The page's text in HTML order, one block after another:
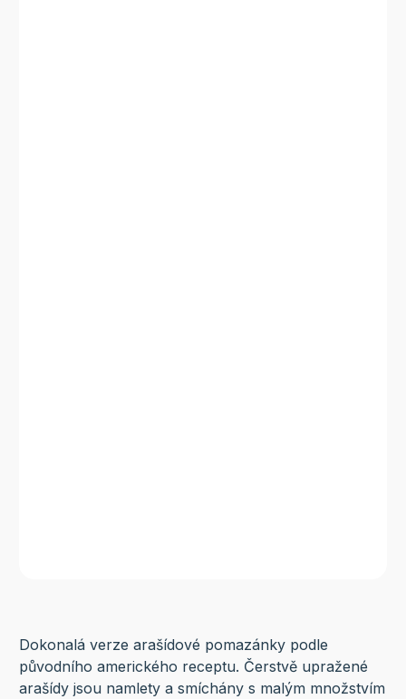
Dokonalá verze arašídové pomazánky podle
původního amerického receptu. Čerstvě upražené
arašídy jsou namlety a smíchány s malým množstvím